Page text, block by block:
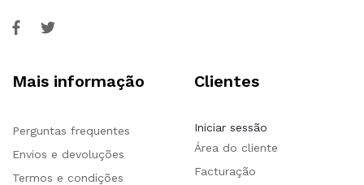
Mais informação
Perguntas frequentes
Envios e devoluções
Termos e condições
Clientes
Iniciar sessão
Área do cliente
Facturação